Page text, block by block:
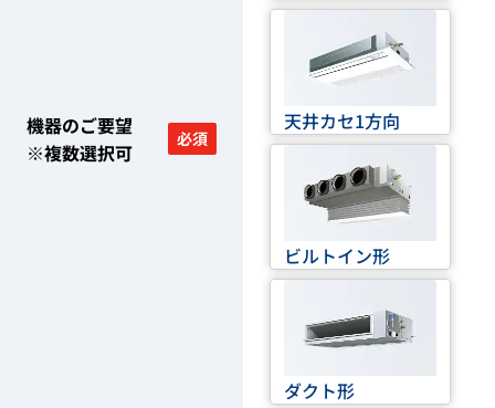
機器のご要望
※複数選択可
必須
天井カセ1方向
ビルトイン形
ダクト形